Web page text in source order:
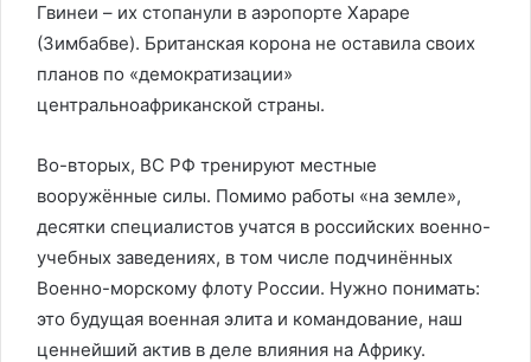
Гвинеи – их стопанули в аэропорте Хараре
(Зимбабве). Британская корона не оставила своих
планов по «демократизации»
центральноафриканской страны.
Во-вторых, ВС РФ тренируют местные
вооружённые силы. Помимо работы «на земле»,
десятки специалистов учатся в российских военно-
учебных заведениях, в том числе подчинённых
Военно-морскому флоту России. Нужно понимать:
это будущая военная элита и командование, наш
ценнейший актив в деле влияния на Африку.